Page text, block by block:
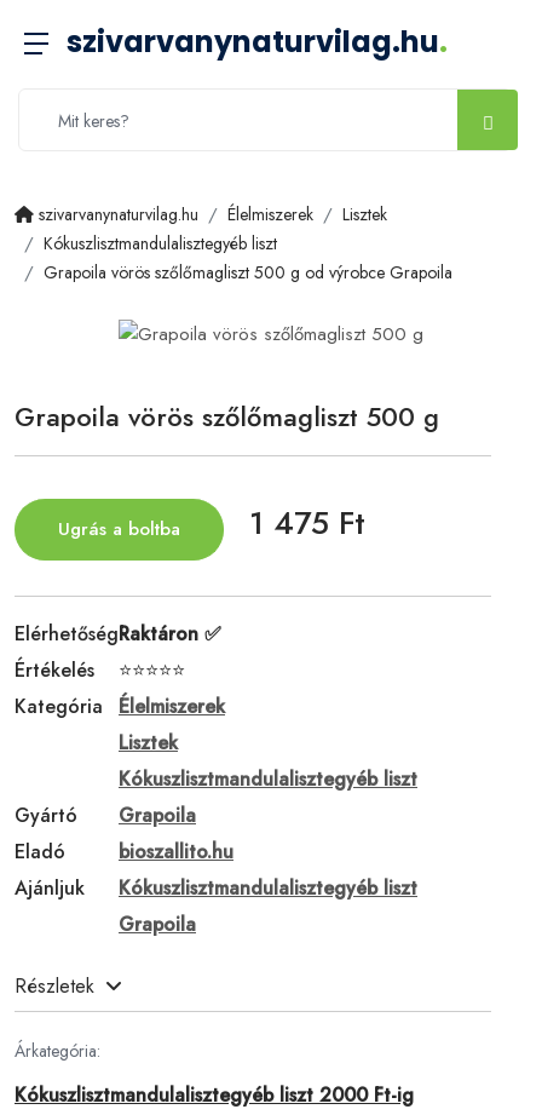
szivarvanynaturvilag.hu.
szivarvanynaturvilag.hu Élelmiszerek
Lisztek
Kókuszlisztmandulalisztegyéb liszt
Grapoila vörös szőlőmagliszt 500 g od výrobce Grapoila
Grapoila vörös szőlőmagliszt 500 g
Ugrás a boltba 1 475 Ft
ElérhetőségRaktáron ✅
Értékelés
⭐⭐⭐⭐⭐
Kategória
Élelmiszerek
Lisztek
Kókuszlisztmandulalisztegyéb liszt
Gyártó
Grapoila
Eladó
bioszallito.hu
Ajánljuk
Kókuszlisztmandulalisztegyéb liszt
Grapoila
Részletek
Árkategória:
Kókuszlisztmandulalisztegyéb liszt 2000 Ft-ig